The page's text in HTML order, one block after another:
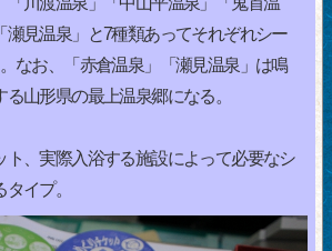
瀬見温泉」と7種類あってそれぞれシー
なお、「赤倉温泉」「瀬見温泉」は鳴
山形県の最上温泉郷になる。
ト、実際入浴する施設によって必要なシ
イプ。